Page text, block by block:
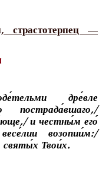
страстотерпец —
дре́вле
пострада́вшаго,/
и честны́м его́
возопии́м:/
Твои́х.